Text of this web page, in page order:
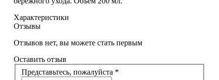
Характеристики
Отзывы
Отзывов нет, вы можете стать первым
Оставить отзыв
Представьтесь, пожалуйста *